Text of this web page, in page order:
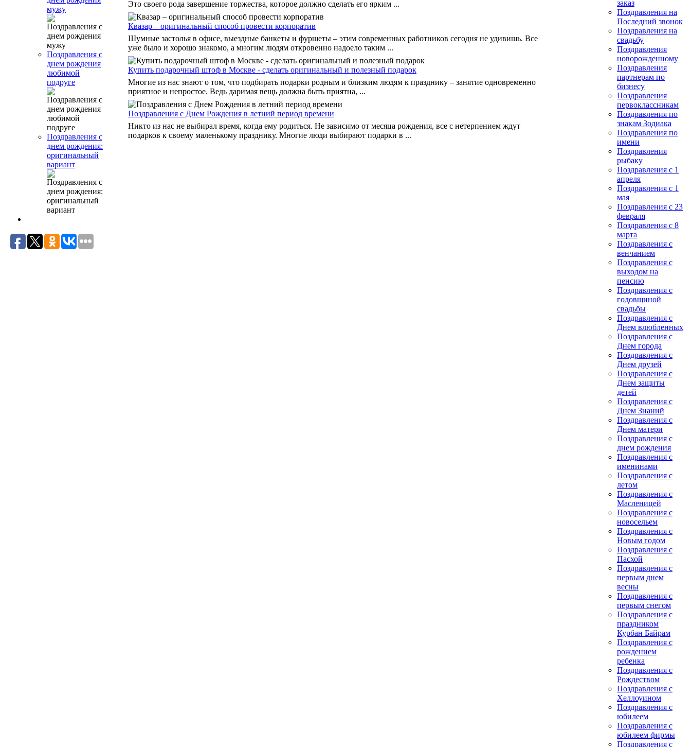
мужу
Поздравления с
днем рождения
любимой
подруге
Поздравления с
днем рождения:
оригинальный
вариант
Это своего рода завершение торжества, которое должно сделать его ярким ...
Квазар – оригинальный способ провести корпоратив
Шумные застолья в офисе, выездные банкеты и фуршеты – этим современных работников сегодня не удивишь. Все
уже было и хорошо знакомо, а многим людям откровенно надоело таким ...
Купить подарочный штоф в Москве - сделать оригинальный и полезный подарок
Многие из нас знают о том, что подбирать подарки родным и близким людям к празднику – занятие одновременно
приятное и непростое. Ведь даримая вещь должна быть приятна, ...
Поздравления с Днем Рождения в летний период времени
Никто из нас не выбирал время, когда ему родиться. Не зависимо от месяца рождения, все с нетерпением ждут
подарков к своему маленькому празднику. Многие люди выбирают подарки в ...
заказ
Поздравления на
Последний звонок
Поздравления на
свадьбу
Поздравления
новорожденному
Поздравления
партнерам по
бизнесу
Поздравления
первоклассникам
Поздравления по
знакам Зодиака
Поздравления по
имени
Поздравления
рыбаку
Поздравления с 1
апреля
Поздравления с 1
мая
Поздравления с 23
февраля
Поздравления с 8
марта
Поздравления с
венчанием
Поздравления с
выходом на
пенсию
Поздравления с
годовщиной
свадьбы
Поздравления с
Днем влюбленных
Поздравления с
Днем города
Поздравления с
Днем друзей
Поздравления с
Днем защиты
детей
Поздравления с
Днем Знаний
Поздравления с
Днем матери
Поздравления с
днем рождения
Поздравления с
именинами
Поздравления с
летом
Поздравления с
Масленицей
Поздравления с
новосельем
Поздравления с
Новым годом
Поздравления с
Пасхой
Поздравления с
первым днем
весны
Поздравления с
первым снегом
Поздравления с
праздником
Курбан Байрам
Поздравления с
рождением
ребенка
Поздравления с
Рождеством
Поздравления с
Хеллоуином
Поздравления с
юбилеем
Поздравления с
юбилеем фирмы
Поздравления с